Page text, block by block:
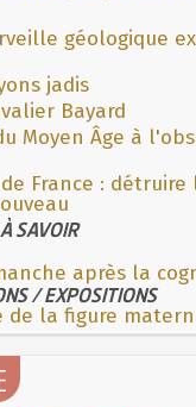
géologique
jadis
Bayard
Moyen Âge à
France : détruire
SAVOIR
après la
/ EXPOSITIONS
de la figure